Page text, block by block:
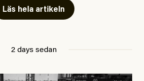
sig till många snarare än att
Det har i alla fall fungerat för
kritik mot.
Läs hela artikeln
2 days sedan